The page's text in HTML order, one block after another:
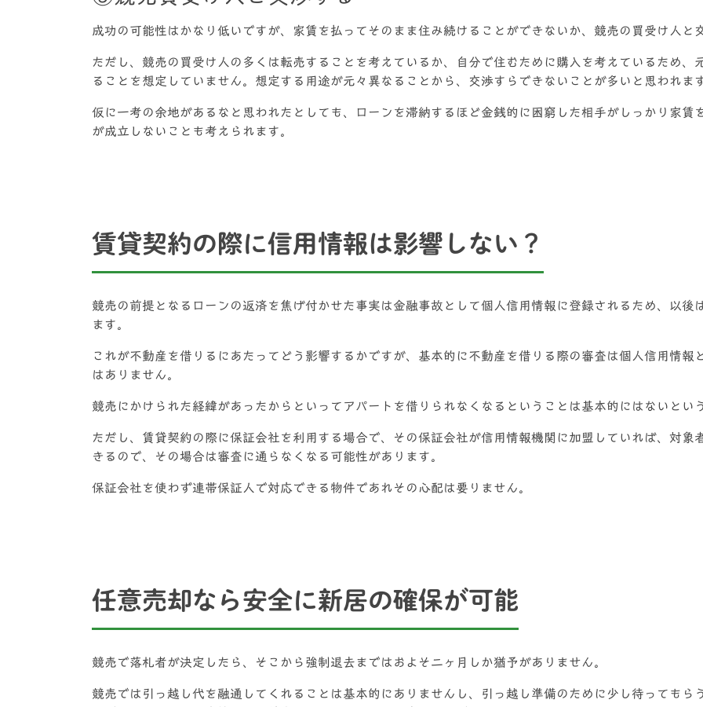
成功の可能性はかなり低いですが、家賃を払ってそのまま住み続けることができないか、競売の買受け人と
ただし、競売の買受け人の多くは転売することを考えているか、自分で住むために購入を考えているため、
ることを想定していません。想定する用途が元々異なることから、交渉すらできないことが多いと思われます
仮に一考の余地があるなと思われたとしても、ローンを滞納するほど金銭的に困窮した相手がしっかり家賃
が成立しないことも考えられます。
賃貸契約の際に信用情報は影響しない？
競売の前提となるローンの返済を焦げ付かせた事実は金融事故として個人信用情報に登録されるため、以後
ます。
これが不動産を借りるにあたってどう影響するかですが、基本的に不動産を借りる際の審査は個人信用情報
はありません。
競売にかけられた経緯があったからといってアパートを借りられなくなるということは基本的にはないとい
ただし、賃貸契約の際に保証会社を利用する場合で、その保証会社が信用情報機関に加盟していれば、対象
きるので、その場合は審査に通らなくなる可能性があります。
保証会社を使わず連帯保証人で対応できる物件であれその心配は要りません。
任意売却なら安全に新居の確保が可能
競売で落札者が決定したら、そこから強制退去まではおよそ二ヶ月しか猶予がありません。
競売では引っ越し代を融通してくれることは基本的にありませんし、引っ越し準備のために少し待ってもら